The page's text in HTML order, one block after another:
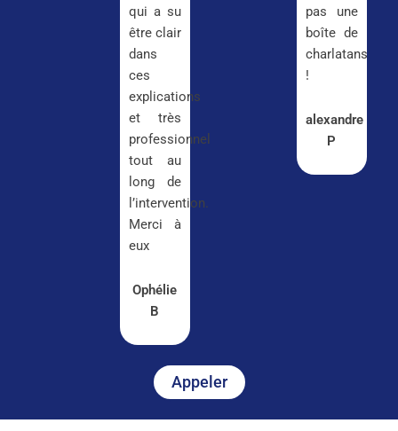
qui a su
être clair
dans
ces
explications
et très
professionnel
tout au
long de
l’intervention.
Merci à
eux
Ophélie
B
pas une
boîte de
charlatans
!
alexandre
P
Appeler